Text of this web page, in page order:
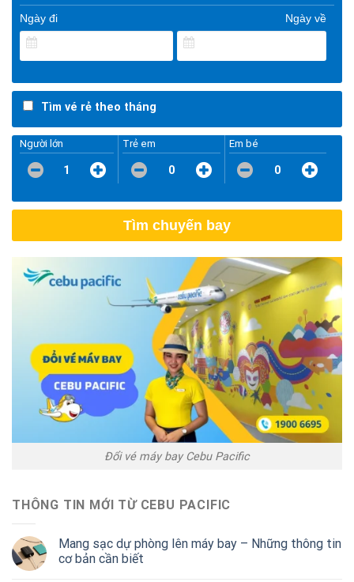
Ngày đi Ngày về
Tìm vé rẻ theo tháng
Người lớn
1
Trẻ em
0
Em bé
0
Tìm chuyến bay
Đổi vé máy bay Cebu Pacific
THÔNG TIN MỚI TỪ CEBU PACIFIC
Mang sạc dự phòng lên máy bay – Những thông tin
cơ bản cần biết